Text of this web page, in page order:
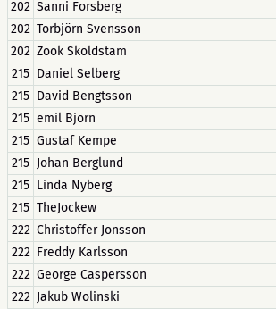
202 Sanni Forsberg
202 Torbjörn Svensson
202 Zook Sköldstam
215 Daniel Selberg
215 David Bengtsson
215 emil Björn
215 Gustaf Kempe
215 Johan Berglund
215 Linda Nyberg
215 TheJockew
222 Christoffer Jonsson
222 Freddy Karlsson
222 George Caspersson
222 Jakub Wolinski